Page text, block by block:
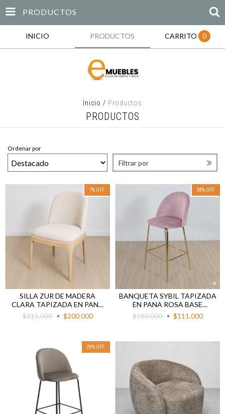
PRODUCTOS
INICIO PRODUCTOS CARRITO 0
Inicio / Productos
PRODUCTOS
Ordenar por
Filtrar por
7% OFF
SILLA ZUR DE MADERA
CLARA TAPIZADA EN PANA
BEIGE
$215.000 $200.000
38% OFF
BANQUETA SYBIL TAPIZADA
EN PANA ROSA BASE
DORADA 67 CM AL ASIENTO
$180.000 $111.000
29% OFF